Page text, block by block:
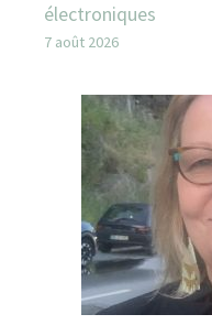
électroniques
7 août 2026